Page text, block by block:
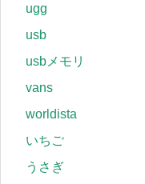
ugg
usb
usbメモリ
vans
worldista
いちご
うさぎ